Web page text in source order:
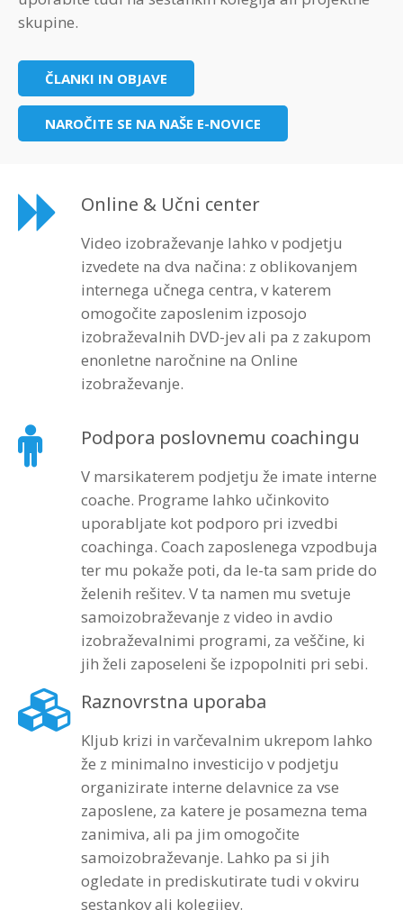
skupine.
ČLANKI IN OBJAVE
NAROČITE SE NA NAŠE E-NOVICE
Online & Učni center
Video izobraževanje lahko v podjetju
izvedete na dva načina: z oblikovanjem
internega učnega centra, v katerem
omogočite zaposlenim izposojo
izobraževalnih DVD-jev ali pa z zakupom
enonletne naročnine na Online
izobraževanje.
Podpora poslovnemu coachingu
V marsikaterem podjetju že imate interne
coache. Programe lahko učinkovito
uporabljate kot podporo pri izvedbi
coachinga. Coach zaposlenega vzpodbuja
ter mu pokaže poti, da le-ta sam pride do
želenih rešitev. V ta namen mu svetuje
samoizobraževanje z video in avdio
izobraževalnimi programi, za veščine, ki
jih želi zaposeleni še izpopolniti pri sebi.
Raznovrstna uporaba
Kljub krizi in varčevalnim ukrepom lahko
že z minimalno investicijo v podjetju
organizirate interne delavnice za vse
zaposlene, za katere je posamezna tema
zanimiva, ali pa jim omogočite
samoizobraževanje. Lahko pa si jih
ogledate in prediskutirate tudi v okviru
sestankov ali kolegijev.